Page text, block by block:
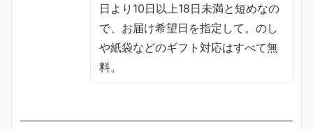
日より10日以上18日未満と短めなの
で、お届け希望日を指定して。のし
や紙袋などのギフト対応はすべて無
料。